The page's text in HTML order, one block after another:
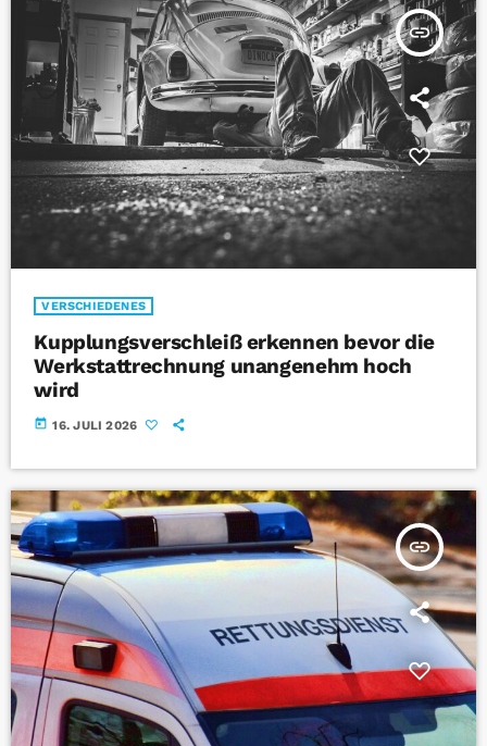
insert_link
VERSCHIEDENES
Kupplungsverschleiß erkennen bevor die
Werkstattrechnung unangenehm hoch
wird
today 16. JULI 2026
insert_link